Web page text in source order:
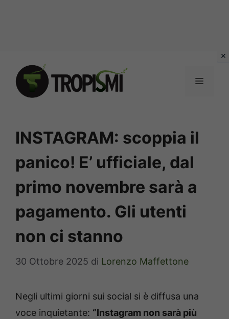
contenuto
MENU
INSTAGRAM: scoppia il
panico! E’ ufficiale, dal
primo novembre sarà a
pagamento. Gli utenti
non ci stanno
30 Ottobre 2025 di Lorenzo Maffettone
Negli ultimi giorni sui social si è diffusa una
voce inquietante: “Instagram non sarà più